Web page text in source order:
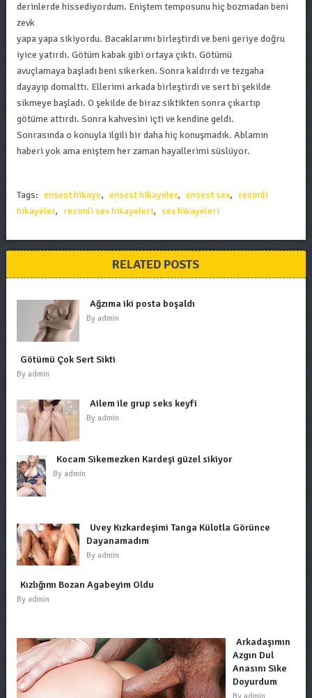
derinlerde hissediyordum. Eniştem temposunu hiç bozmadan beni
zevk
yapa yapa sikiyordu. Bacaklarımı birleştirdi ve beni geriye doğru
iyice yatırdı. Götüm kabak gibi ortaya çıktı. Götümü
avuçlamaya başladı beni sikerken. Sonra kaldırdı ve tezgaha
dayayıp domalttı. Ellerimi arkada birleştirdi ve sert bi şekilde
sikmeye başladı. O şekilde de biraz siktikten sonra çıkartıp
götüme attırdı. Sonra kahvesini içti ve kendine geldi.
Sonrasında o konuyla ilgili bir daha hiç konuşmadık. Ablamın
haberi yok ama eniştem her zaman hayallerimi süslüyor.
Tags: ensest hikaye, ensest hikayeler, ensest sex, resimli
hikayeler, resimli sex hikayeleri, sex hikayeleri
RELATED POSTS
Ağzıma iki posta boşaldı
By admin
Götümü Çok Sert Sikti
By admin
Ailem ile grup seks keyfi
By admin
Kocam Sikemezken Kardeşi güzel sikiyor
By admin
Üvey Kızkardeşimi Tanga Külotla Görünce
Dayanamadım
By admin
Kızlığımı Bozan Agabeyim Oldu
By admin
Arkadaşımın
Azgın Dul
Anasını Sike
Doyurdum